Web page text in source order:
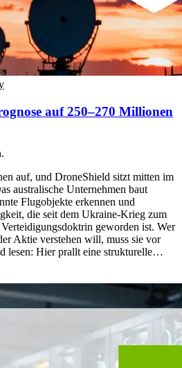
auf 250–270 Millionen
auf, und DroneShield sitzt mitten im
australische Unternehmen baut
Flugobjekte erkennen und
die seit dem Ukraine-Krieg zum
geworden ist. Wer
Aktie verstehen will, muss sie vor
lesen: Hier prallt eine strukturelle…